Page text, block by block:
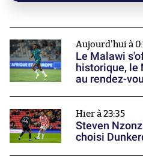
Aujourd'hui à
Le Malawi
historique, le
au rendez-
Hier à 23:35
Steven
choisi